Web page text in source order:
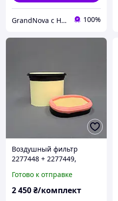
GrandNova с НДС 100%
Воздушный фильтр
2277448 + 2277449,
CP23210 + CF2135,
SA17316 + SA17317. CAT
Готово к отправке
2 450₴/комплект